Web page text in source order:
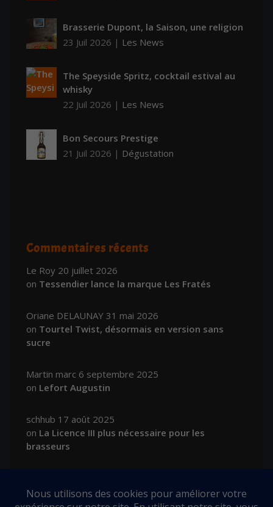
Brasserie Dupont, la Saison, une religion
23 Juil 2026 | Les News
The Speyside Spritz, cocktail estival au
whisky
22 Juil 2026 | Les News
Bon Secours Prestige
21 Juil 2026 | Dégustation
Commentaires récents
Le Roy 20 juillet 2026
on Tessendier lance la marque Les Fratés
Oriane DELAUNAY 31 mai 2026
on Tourtel Twist, désormais en version sans
sucre
Martin marc 6 septembre 2025
on Lefort Augustin
schhub 17 août 2025
on La Licence III plus nécessaire pour les
brasseurs
onTourtel Twist, c’est reparti pour 2 Tours !